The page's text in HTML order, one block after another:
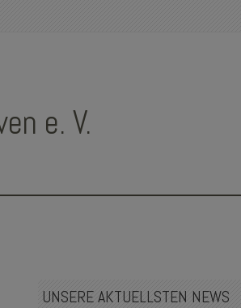
e. V.
UNSERE AKTUELLSTEN NEWS